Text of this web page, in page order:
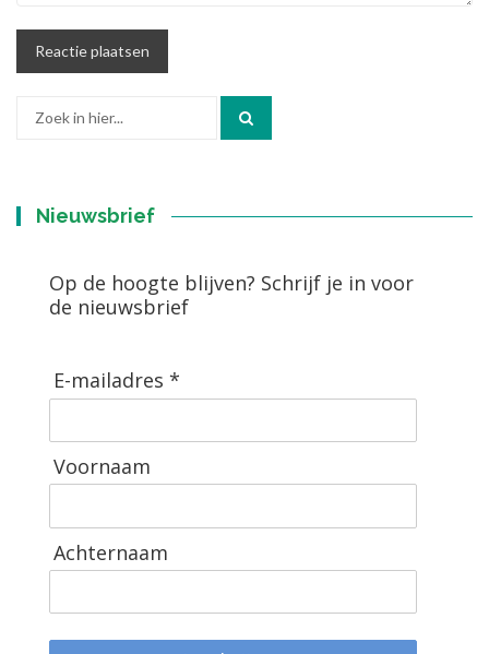
Nieuwsbrief
Op de hoogte blijven? Schrijf je in voor
de nieuwsbrief
E-mailadres *
Voornaam
Achternaam